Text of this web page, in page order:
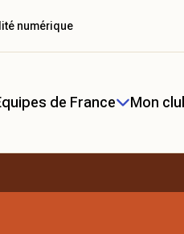
de France Mon
numérique